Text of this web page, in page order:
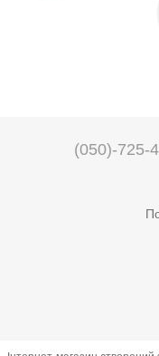
(050)-725-